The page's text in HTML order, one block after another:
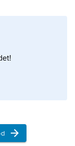
för